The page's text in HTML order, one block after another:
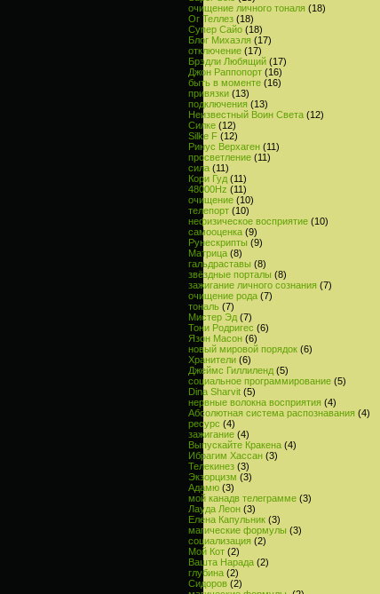
очищение личного тоналя (18)
Ог Теллез (18)
Супер Сайо (18)
Блог Михаэля (17)
отключение (17)
Брэдли Любящий (17)
Джон Раппопорт (16)
быть в моменте (16)
привязки (13)
подключения (13)
Неизвестный Воин Света (12)
Силке (12)
Silke F (12)
Ринус Верхаген (11)
просветление (11)
сила (11)
Кори Гуд (11)
48000Hz (11)
очищение (10)
телепорт (10)
нефизическое восприятие (10)
самооценка (9)
Рунескрипты (9)
Матрица (8)
гальдраставы (8)
звёздные порталы (8)
зажигание личного сознания (7)
очищение рода (7)
тональ (7)
Мистер Эд (7)
Тони Родригес (6)
Язон Масон (6)
новый мировой порядок (6)
Хранители (6)
Джеймс Гиллиленд (5)
социальное программирование (5)
Dina Sharvit (5)
нервные волокна восприятия (4)
Абсолютная система распознавания (4)
ресурс (4)
зажигание (4)
Выпускайте Кракена (4)
Ибрагим Хассан (3)
Телекинез (3)
Экзорцизм (3)
Адамю (3)
мой канадв телеграмме (3)
Лауда Леон (3)
Елена Капульник (3)
магические формулы (3)
социализация (2)
Мой Кот (2)
Вашта Нарада (2)
глубина (2)
Сидоров (2)